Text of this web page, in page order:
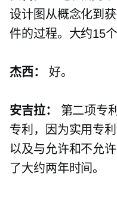
设计图从概念化到
件的过程。大约15个
杰西： 好。
安吉拉：
第二项专
专利，因为实用专
以及与允许和不允
了大约两年时间。